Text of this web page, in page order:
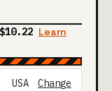
$10.22 Learn
USA Change